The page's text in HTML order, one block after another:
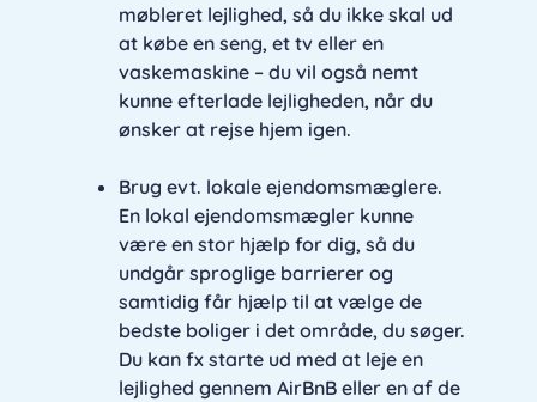
møbleret lejlighed, så du ikke skal ud
at købe en seng, et tv eller en
vaskemaskine – du vil også nemt
kunne efterlade lejligheden, når du
ønsker at rejse hjem igen.
Brug evt. lokale ejendomsmæglere.
En lokal ejendomsmægler kunne
være en stor hjælp for dig, så du
undgår sproglige barrierer og
samtidig får hjælp til at vælge de
bedste boliger i det område, du søger.
Du kan fx starte ud med at leje en
lejlighed gennem AirBnB eller en af de